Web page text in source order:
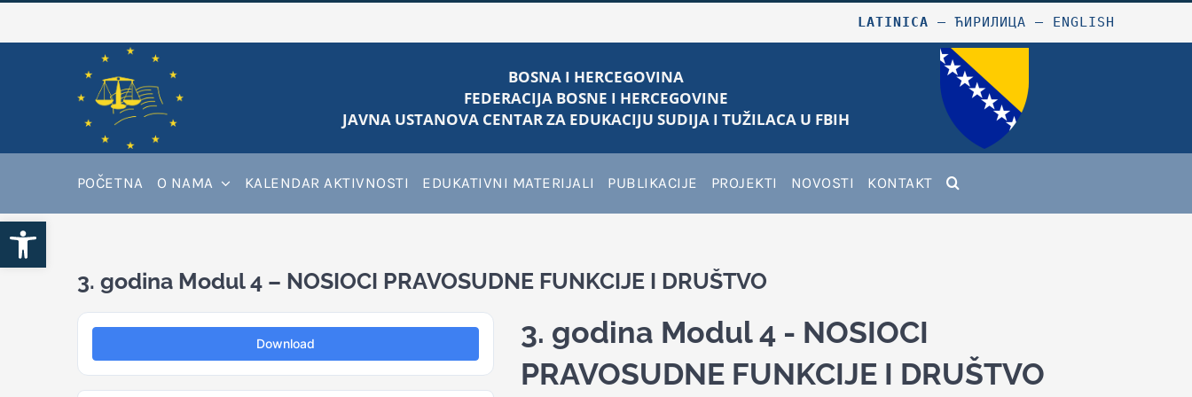
Open toolbar
LATINICA –ЋИРИЛИЦА – ENGLISH
BOSNA I HERCEGOVINA
FEDERACIJA BOSNE I HERCEGOVINE
JAVNA USTANOVA CENTAR ZA EDUKACIJU SUDIJA I TUŽILACA U FBIH
POČETNA O NAMA KALENDAR AKTIVNOSTI EDUKATIVNI MATERIJALI PUBLIKACIJE PROJEKTI NOVOSTI KONTAKT
3. godina Modul 4 – NOSIOCI PRAVOSUDNE FUNKCIJE I DRUŠTVO
Download
3. godina Modul 4 - NOSIOCI
PRAVOSUDNE FUNKCIJE I DRUŠTVO